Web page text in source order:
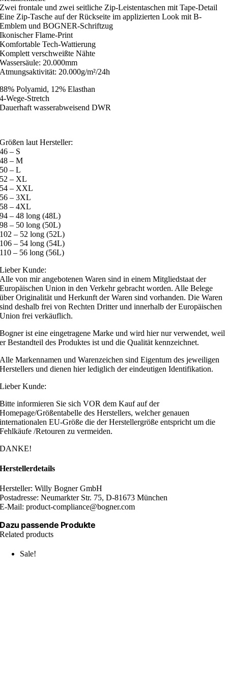
Zwei frontale und zwei seitliche Zip-Leistentaschen mit Tape-Detail
Eine Zip-Tasche auf der Rückseite im applizierten Look mit B-
Emblem und BOGNER-Schriftzug
Ikonischer Flame-Print
Komfortable Tech-Wattierung
Komplett verschweißte Nähte
Wassersäule: 20.000mm
Atmungsaktivität: 20.000g/m²/24h
88% Polyamid, 12% Elasthan
4-Wege-Stretch
Dauerhaft wasserabweisend DWR
Größen laut Hersteller:
46 – S
48 – M
50 – L
52 – XL
54 – XXL
56 – 3XL
58 – 4XL
94 – 48 long (48L)
98 – 50 long (50L)
102 – 52 long (52L)
106 – 54 long (54L)
110 – 56 long (56L)
Lieber Kunde:
Alle von mir angebotenen Waren sind in einem Mitgliedstaat der
Europäischen Union in den Verkehr gebracht worden. Alle Belege
über Originalität und Herkunft der Waren sind vorhanden. Die Waren
sind deshalb frei von Rechten Dritter und innerhalb der Europäischen
Union frei verkäuflich.
Bogner ist eine eingetragene Marke und wird hier nur verwendet, weil
er Bestandteil des Produktes ist und die Qualität kennzeichnet.
Alle Markennamen und Warenzeichen sind Eigentum des jeweiligen
Herstellers und dienen hier lediglich der eindeutigen Identifikation.
Lieber Kunde:
Bitte informieren Sie sich VOR dem Kauf auf der
Homepage/Größentabelle des Herstellers, welcher genauen
internationalen EU-Größe die der Herstellergröße entspricht um die
Fehlkäufe /Retouren zu vermeiden.
DANKE!
Herstellerdetails
Hersteller: Willy Bogner GmbH
Postadresse: Neumarkter Str. 75, D-81673 München
E-Mail: product-compliance@bogner.com
Dazu passende Produkte
Related products
Sale!